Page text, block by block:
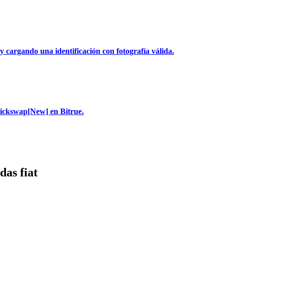
cargando una identificación con fotografía válida.
en Bitrue.
fiat